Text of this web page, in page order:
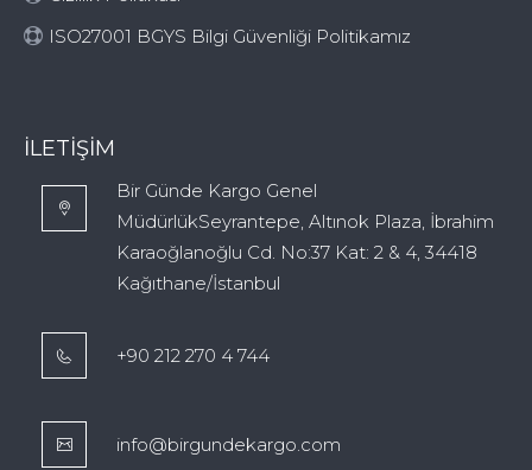
ISO27001 BGYS Bilgi Güvenliği Politikamız
İLETIŞIM
Bir Günde Kargo Genel
MüdürlükSeyrantepe, Altınok Plaza, İbrahim
Karaoğlanoğlu Cd. No:37 Kat: 2 & 4, 34418
Kağıthane/İstanbul
+90 212 270 4 744
info@birgundekargo.com